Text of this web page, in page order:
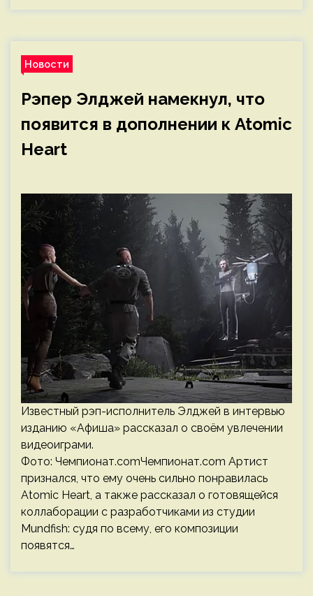
Новости
Рэпер Элджей намекнул, что
появится в дополнении к Atomic
Heart
Известный рэп-исполнитель Элджей в интервью
изданию «Афиша» рассказал о своём увлечении
видеоиграми.
Фото: Чемпионат.comЧемпионат.com Артист
признался, что ему очень сильно понравилась
Atomic Heart, а также рассказал о готовящейся
коллаборации с разработчиками из студии
Mundfish: судя по всему, его композиции
появятся…